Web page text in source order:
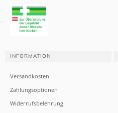
INFORMATION
Versandkosten
Zahlungsoptionen
Widerrufsbelehrung